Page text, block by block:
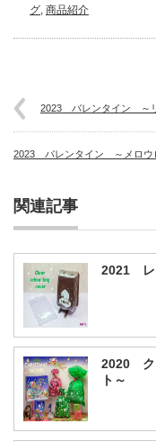
グ 商品紹介
2023 バレンタイン ～
2023 バレンタイン ～メロウ
関連記事
2021 レ
2020 ク
ト～